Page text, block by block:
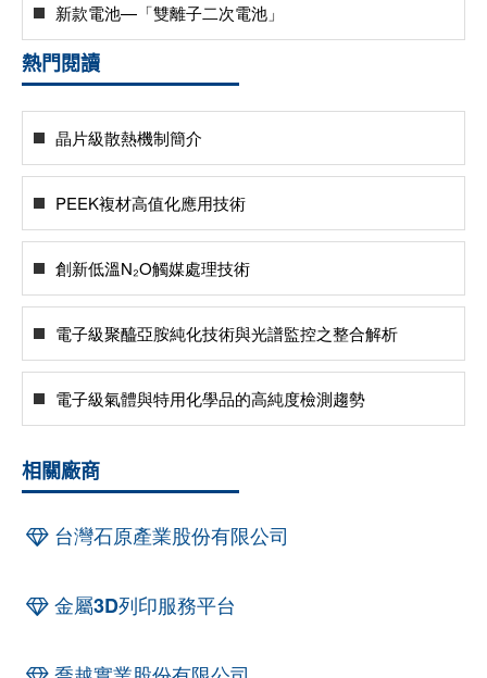
新款電池—「雙離子二次電池」
熱門閱讀
晶片級散熱機制簡介
PEEK複材高值化應用技術
創新低溫N₂O觸媒處理技術
電子級聚醯亞胺純化技術與光譜監控之整合解析
電子級氣體與特用化學品的高純度檢測趨勢
相關廠商
台灣石原產業股份有限公司
金屬3D列印服務平台